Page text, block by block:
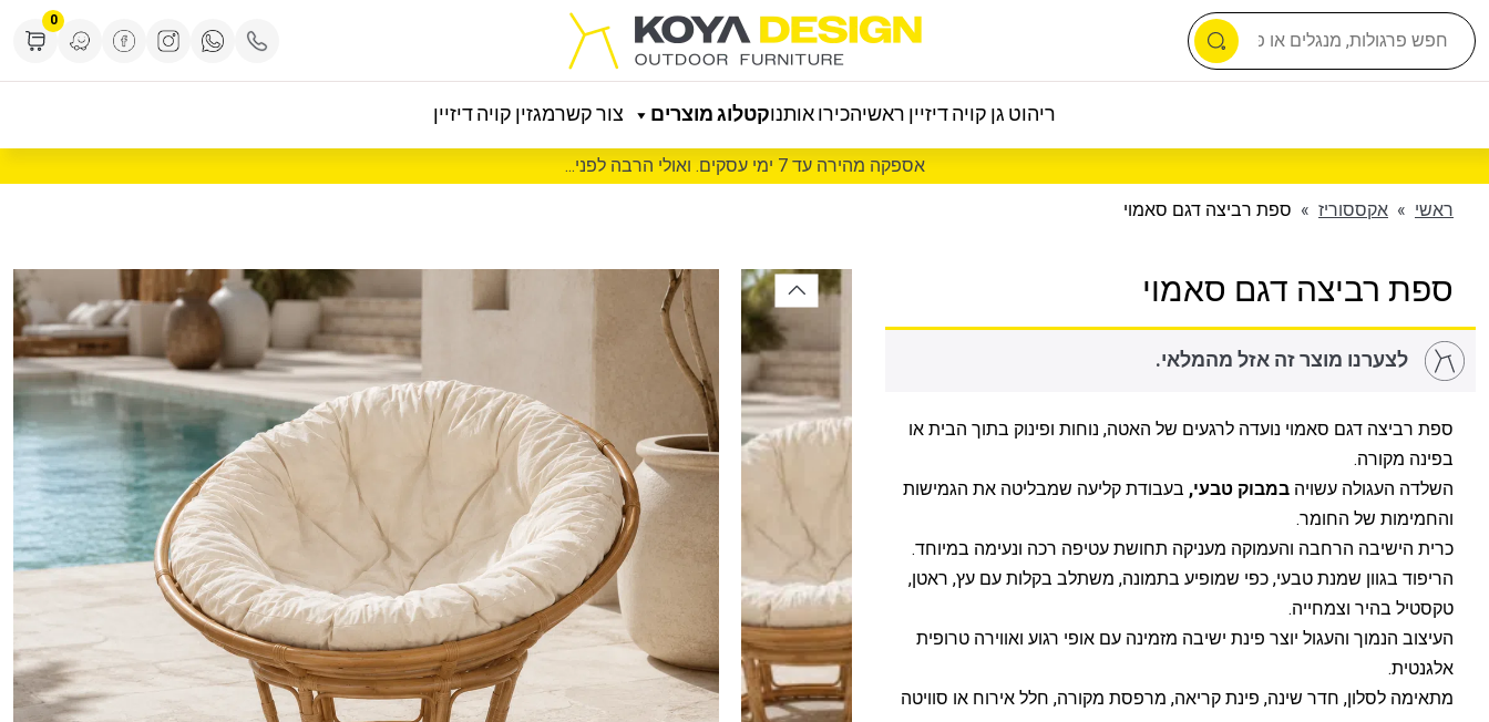
0
ריהוט גן קויה דיזיין ראשיהכירו אותנוקטלוג מוצרים צור קשרמגזין קויה דיזיין
אספקה מהירה עד 7 ימי עסקים. ואולי הרבה לפני...
ראשי » אקססוריז » ספת רביצה דגם סאמוי
ספת רביצה דגם סאמוי
לצערנו מוצר זה אזל מהמלאי.
ספת רביצה דגם סאמוי נועדה לרגעים של האטה, נוחות ופינוק בתוך הבית או
בפינה מקורה.
השלדה העגולה עשויה במבוק טבעי, בעבודת קליעה שמבליטה את הגמישות
והחמימות של החומר.
כרית הישיבה הרחבה והעמוקה מעניקה תחושת עטיפה רכה ונעימה במיוחד.
הריפוד בגוון שמנת טבעי, כפי שמופיע בתמונה, משתלב בקלות עם עץ, ראטן,
טקסטיל בהיר וצמחייה.
העיצוב הנמוך והעגול יוצר פינת ישיבה מזמינה עם אופי רגוע ואווירה טרופית
אלגנטית.
מתאימה לסלון, חדר שינה, פינת קריאה, מרפסת מקורה, חלל אירוח או סוויטה